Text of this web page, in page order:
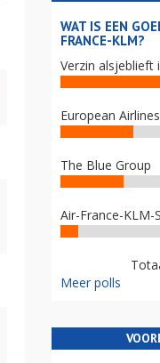
WAT IS EEN
FRANCE-KLM?
Verzin alsjeblieft
European
The Blue Group
Air-France-KLM-
Meer polls